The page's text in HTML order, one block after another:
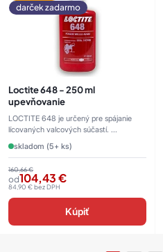
darček zadarmo
Loctite 648 - 250 ml
upevňovanie
LOCTITE 648 je určený pre spájanie
lícovaných valcových súčastí. ...
skladom (5+ ks)
160,66€
od104,43€
84,90 €bez DPH
Kúpiť